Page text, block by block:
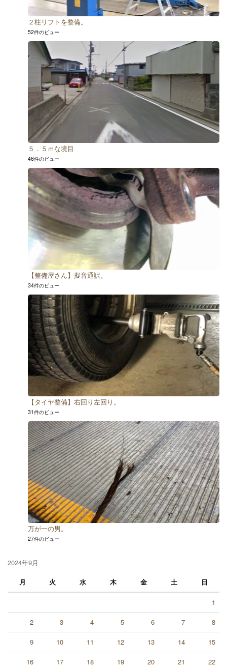
２柱リフトを整備。
52件のビュー
５．５ｍな境目
46件のビュー
【整備屋さん】擬音通訳。
34件のビュー
【タイヤ整備】右回り左回り。
31件のビュー
万が一の男。
27件のビュー
2024年9月
月
火 水 木 金 土 日
1
2 3 4 5 6 7 8
9 10 11 12 13 14 15
16 17 18 19 20 21 22